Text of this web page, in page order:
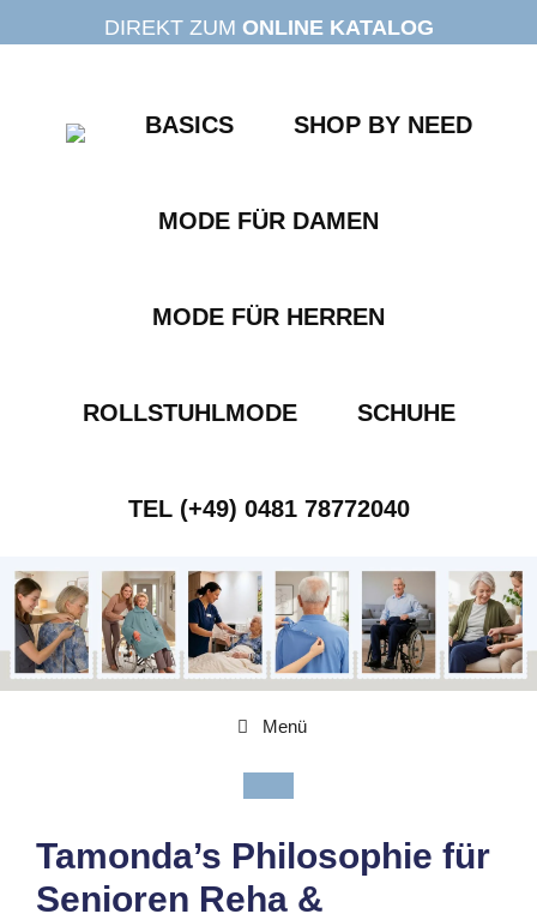
Inhalt
DIREKT ZUM ONLINE KATALOG
BASICS SHOP BY NEED
MODE FÜR DAMEN
MODE FÜR HERREN
ROLLSTUHLMODE SCHUHE
TEL (+49) 0481 78772040
Menü
Tamonda’s Philosophie für
Senioren Reha &